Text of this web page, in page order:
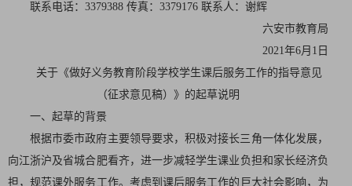
联系电话：3379388 传真：3379176 联系人：谢辉
六安市教育局
2021年6月1日
关于《做好义务教育阶段学校学生课后服务工作的指导意见
（征求意见稿）》的起草说明
一、起草的背景
根据市委市政府主要领导要求，积极对接长三角一体化发展，
向江浙沪及省城合肥看齐，进一步减轻学生课业负担和家长经济负
担，规范课外服务工作。考虑到课后服务工作的巨大社会影响，为